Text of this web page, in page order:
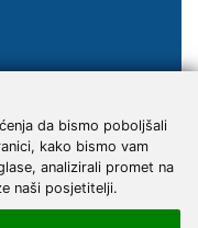
da bismo poboljšali
kako bismo vam
analizirali promet na
naši posjetitelji.